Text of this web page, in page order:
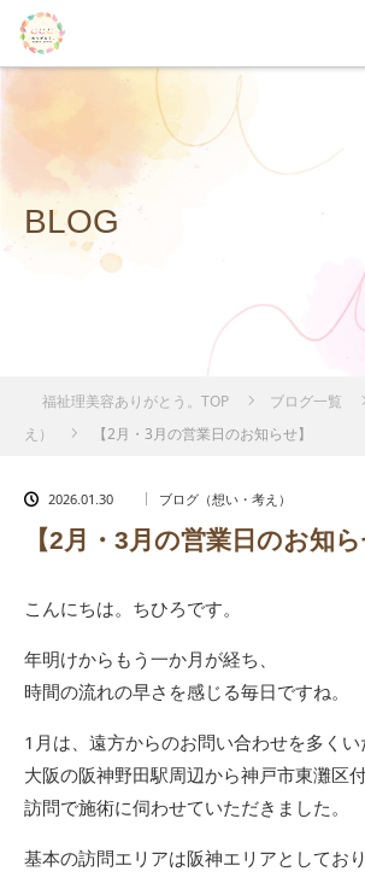
BLOG
福祉理美容ありがとう。TOP ブログ一覧
え）
【2月・3月の営業日のお知らせ】
2026.01.30 ブログ（想い・考え）
【2月・3月の営業日のお知ら
こんにちは。ちひろです。
年明けからもう一か月が経ち、
時間の流れの早さを感じる毎日ですね。
1月は、遠方からのお問い合わせを多くい
大阪の阪神野田駅周辺から神戸市東灘区付
訪問で施術に伺わせていただきました。
基本の訪問エリアは阪神エリアとしており